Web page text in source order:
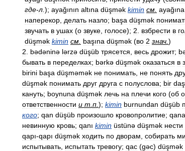
где-л ); ayağının altına düşmək kimin см ayağına
наперекор делать назло; başa düşmək
звучать в ушах (о звуке голосе); 2 взбрести в
düşmək kimin см başına düşmək (во 2 знач )
2
bədəninə lərzə düşüb трясется весь дрожит;
бывать в переделках; bərkə düşmək оказаться в
birini başa düşməmək не понимать не понять
düşmək понимать друг друга с полуслова; bir daş
кануть; boynuna düşmək лечь на плечи кого (об
ответственности и т п ); kimin burnundan düşüb
кого; qan düşüb произошло кровопролитие; qana
невинную кровь; qanı kimin üstünə düşmək нести
qapı-qapı düşmək ходить по дворам собирать
испытывать испытать тревогу; qac (gəc) düşmək